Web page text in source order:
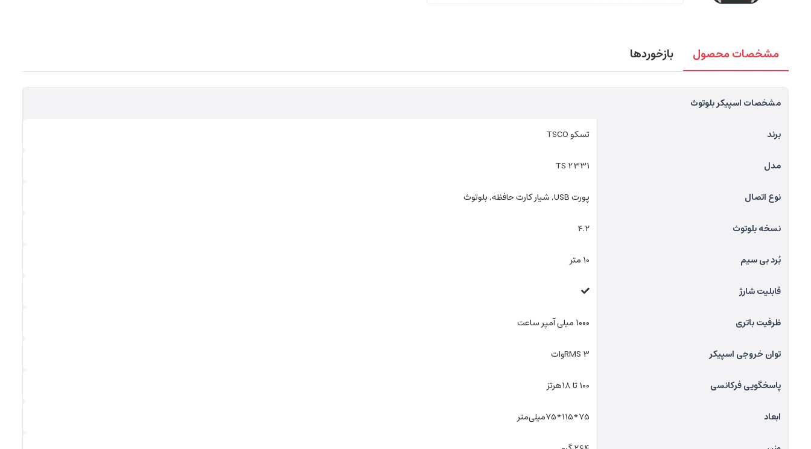
مشخصات محصول بازخوردها
مشخصات اسپیکر بلوتوث
برند تسکو TSCO
مدل TS 2331
نوع اتصال پورت USB, شیار کارت حافظه, بلوتوث
نسخه بلوتوث ۴.۲
بُرد بی سیم 10 متر
قابلیت شارژ
ظرفیت باتری ۱۰۰۰ میلی آمپر ساعت
توان خروجی اسپیکر 3 RMSوات
پاسخگویی فرکانسی 100 تا 18هرتز
ابعاد 75*115*75میلی‌متر